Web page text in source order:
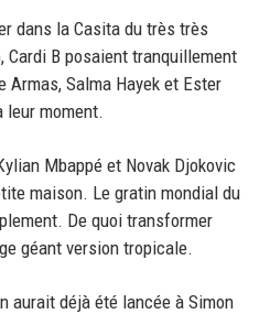
dans la Casita du très très
Cardi B posaient tranquillement
Salma Hayek et Ester
leur moment.
Mbappé et Novak Djokovic
maison. Le gratin mondial du
De quoi transformer
géant version tropicale.
aurait déjà été lancée à Simon